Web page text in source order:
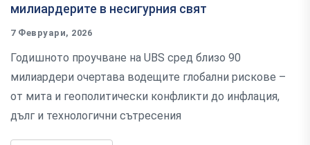
милиардерите в несигурния свят
7 Февруари, 2026
Годишното проучване на UBS сред близо 90
милиардери очертава водещите глобални рискове –
от мита и геополитически конфликти до инфлация,
дълг и технологични сътресения